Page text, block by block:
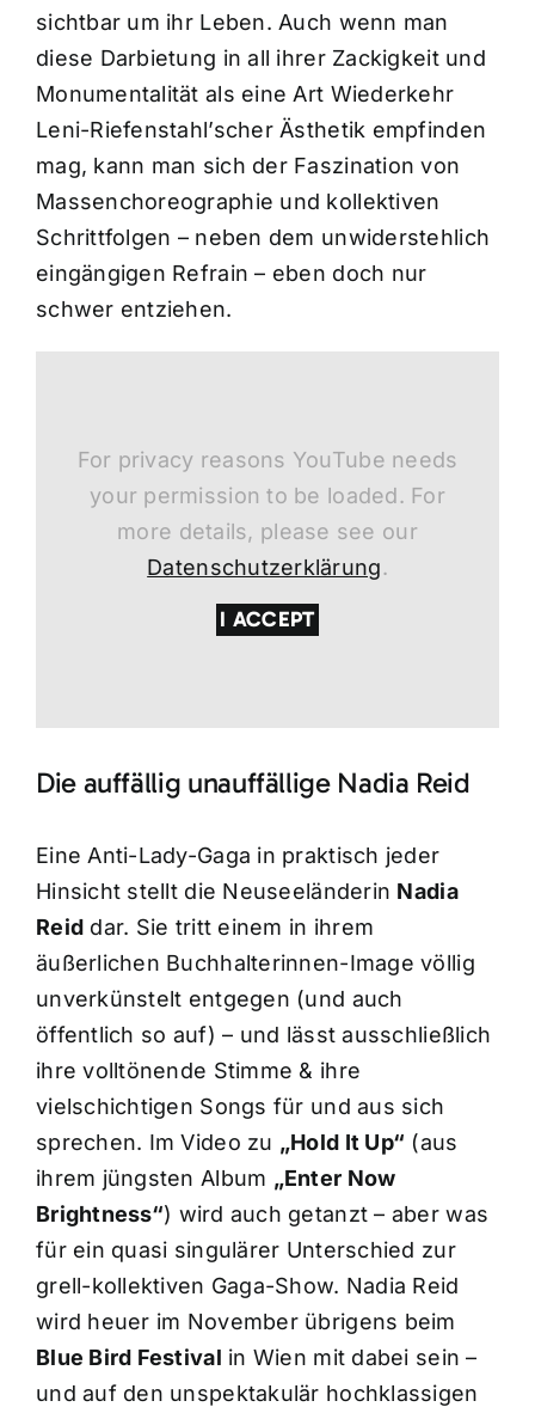
sichtbar um ihr Leben. Auch wenn man
diese Darbietung in all ihrer Zackigkeit und
Monumentalität als eine Art Wiederkehr
Leni-Riefenstahl’scher Ästhetik empfinden
mag, kann man sich der Faszination von
Massenchoreographie und kollektiven
Schrittfolgen – neben dem unwiderstehlich
eingängigen Refrain – eben doch nur
schwer entziehen.
For privacy reasons YouTube needs
your permission to be loaded. For
more details, please see our
Datenschutzerklärung.
I ACCEPT
Die auffällig unauffällige Nadia Reid
Eine Anti-Lady-Gaga in praktisch jeder
Hinsicht stellt die Neuseeländerin Nadia
Reid dar. Sie tritt einem in ihrem
äußerlichen Buchhalterinnen-Image völlig
unverkünstelt entgegen (und auch
öffentlich so auf) – und lässt ausschließlich
ihre volltönende Stimme & ihre
vielschichtigen Songs für und aus sich
sprechen. Im Video zu „Hold It Up“ (aus
ihrem jüngsten Album „Enter Now
Brightness“) wird auch getanzt – aber was
für ein quasi singulärer Unterschied zur
grell-kollektiven Gaga-Show. Nadia Reid
wird heuer im November übrigens beim
Blue Bird Festival in Wien mit dabei sein –
und auf den unspektakulär hochklassigen